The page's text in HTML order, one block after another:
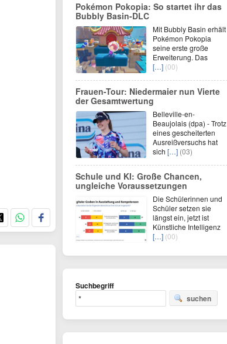
Pokémon Pokopia: So startet ihr das
Bubbly Basin-DLC
Mit Bubbly Basin erhält
Pokémon Pokopia
seine erste große
Erweiterung. Das
[…] (00)
Frauen-Tour: Niedermaier nun Vierte
der Gesamtwertung
Belleville-en-
Beaujolais (dpa) - Trotz
eines gescheiterten
Ausreißversuchs hat
sich […] (03)
Schule und KI: Große Chancen,
ungleiche Voraussetzungen
Die Schülerinnen und
Schüler setzen sie
längst ein, jetzt ist
Künstliche Intelligenz
[…] (00)
Suchbegriff
suchen